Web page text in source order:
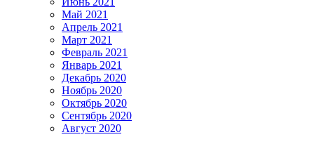
Май 2021
Апрель 2021
Март 2021
Февраль 2021
Январь 2021
Декабрь 2020
Ноябрь 2020
Октябрь 2020
Сентябрь 2020
Август 2020